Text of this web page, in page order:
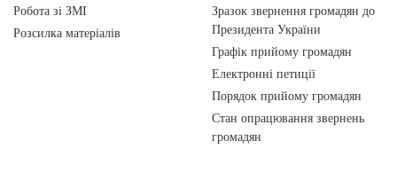
Робота зі ЗМІ
Розсилка матеріалів
Зразок звернення громадян до
Президента України
Графік прийому громадян
Електронні петиції
Порядок прийому громадян
Стан опрацювання звернень
громадян